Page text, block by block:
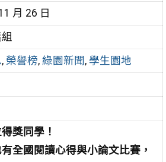
月 26 日
, 榮譽榜, 綠園新聞 , 學生園地
獎同學！
全國閱讀心得與小論文比賽，